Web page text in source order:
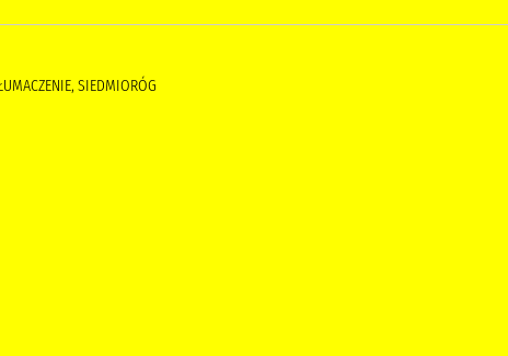
SIEDMIORÓG